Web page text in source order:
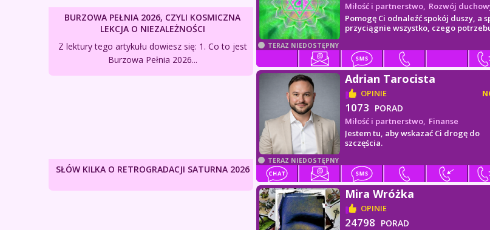
BURZOWA PEŁNIA 2026, CZYLI KOSMICZNA
LEKCJA O NIEZALEŻNOŚCI
Z lektury tego artykułu dowiesz się: 1. Co to jest
Burzowa Pełnia 2026...
SŁÓW KILKA O RETROGRADACJI SATURNA 2026
TERAZ NIEDOSTĘPNY
Miłość i partnerstwo, Rozwój
Pomogę Ci odnaleźć spokój duszy, a
przyciągnie wszystko, czego
TERAZ NIEDOSTĘPNY
Adrian Tarocista
OPINIE
1073 PORAD
Miłość i partnerstwo, Finanse
Jestem tu, aby wskazać Ci drogę do
szczęścia.
Mira Wróżka
OPINIE
24798 PORAD